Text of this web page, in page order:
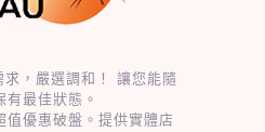
求，嚴選調和！ 讓您能隨
有最佳狀態。
值優惠破盤。提供實體店